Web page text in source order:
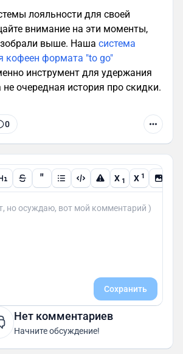
лояльности для своей
внимание на эти моменты,
выше. Наша система
кофеен формата "to go"
инструмент для удержания
не очередная история про скидки.
0
" X 1 X 1
Сохранить
Нет комментариев
Начните обсуждение!